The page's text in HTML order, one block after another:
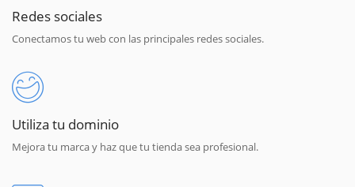
Redes sociales
Conectamos tu web con las principales redes sociales.
Utiliza tu dominio
Mejora tu marca y haz que tu tienda sea profesional.